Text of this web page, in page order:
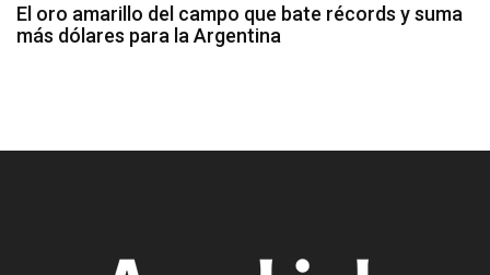
El oro amarillo del campo que bate récords y suma
más dólares para la Argentina